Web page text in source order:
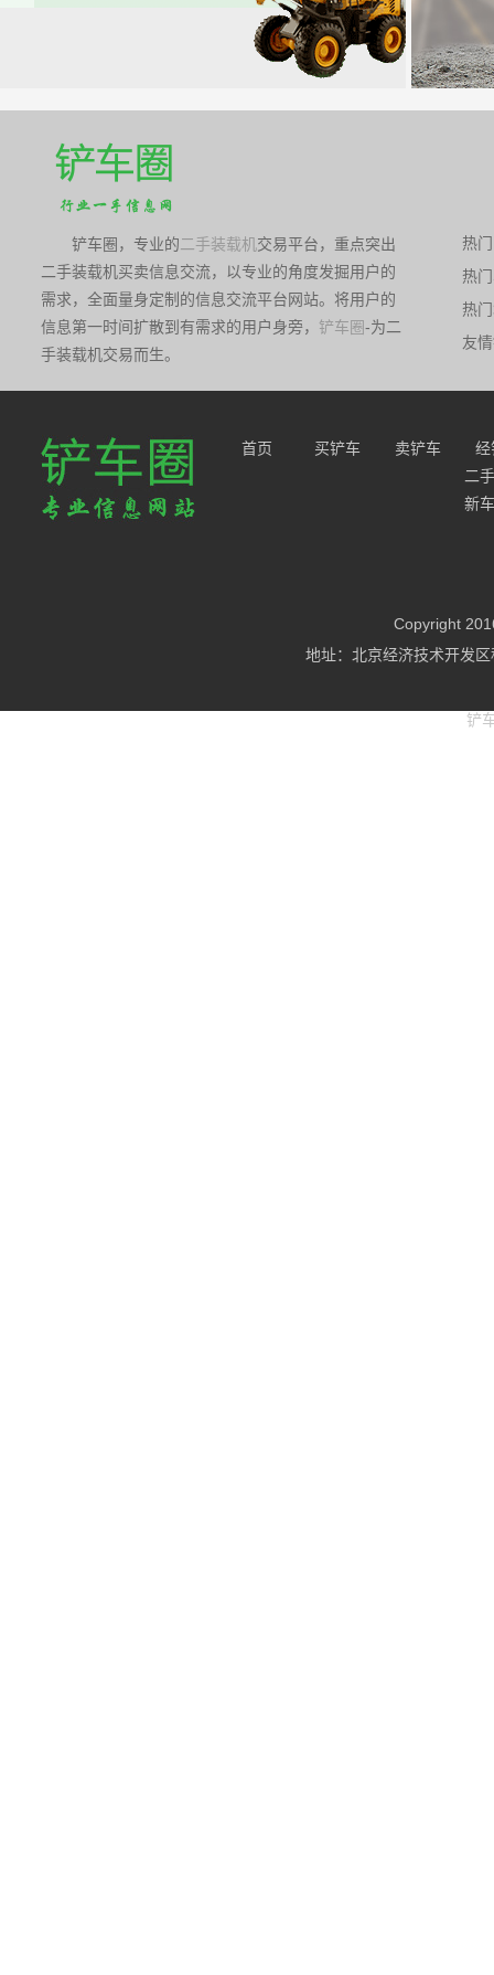
铲车圈，专业的二手装载机交易平台，重点突出
二手装载机买卖信息交流，以专业的角度发掘用户的
需求，全面量身定制的信息交流平台网站。将用户的
信息第一时间扩散到有需求的用户身旁， 铲车圈-为二
手装载机交易而生。
热
佛
热
佛
热
友
首页 买铲车 卖铲车
二
新
Copyright
地址：北京经济技术开发
铲